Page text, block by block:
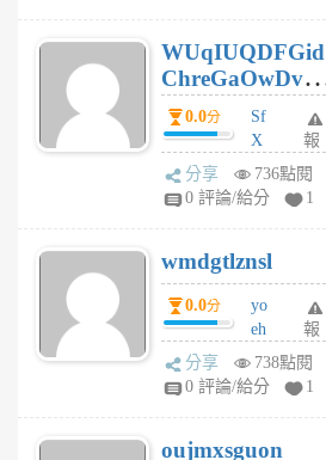
個
月
前
WUqIUQDFGid
ChreGaOwDv
dY0.0分
Sf
X
Pe
Jc
R
P
m
v
A
V
個
報
分享
736點閱
0 評論/給分
1
wmdgtlznsl
0.0分
yo
eh
ld
gy
個
報
分享
738點閱
0 評論/給分
1
oujmxsguon